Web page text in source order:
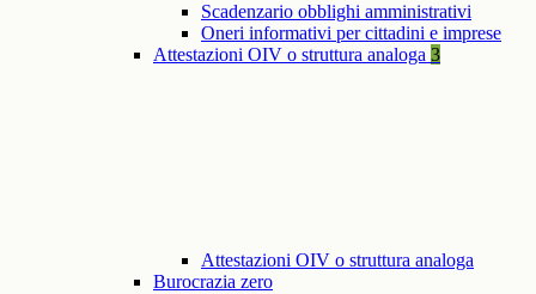
Scadenzario obblighi amministrativi
Oneri informativi per cittadini e imprese
Attestazioni OIV o struttura analoga 3
Attestazioni OIV o struttura analoga
Burocrazia zero